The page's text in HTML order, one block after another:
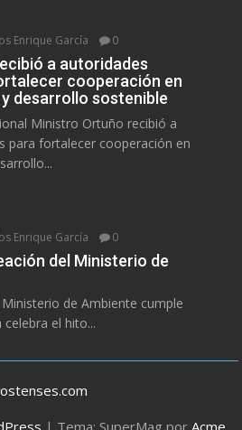
Enrique García 0
a autoridades
cooperación en
desarrollo sostenible
Ministro Ortuño recibió a
para fortalecer cooperación en
Enrique García 0
del Ministerio de
de Ambiente cumple
el hito...